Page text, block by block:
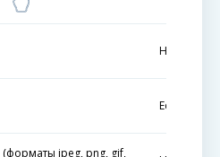
Нет
Есть
(форматы jpeg, png, gif,